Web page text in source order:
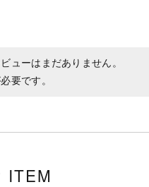
ューはまだありません。
要です。
ITEM